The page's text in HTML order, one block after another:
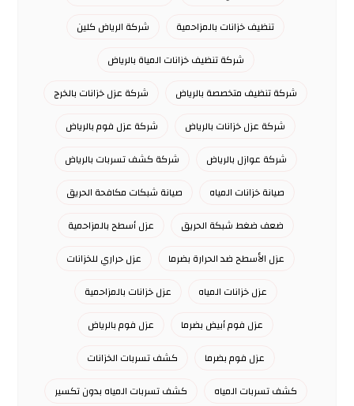
تنظيف خزانات بالمزاحمية
شركة الرياض كلين
شركة تنظيف خزانات المياة بالرياض
شركة تنظيف متخصصة بالرياض
شركة عزل خزانات بالخرج
شركة عزل خزانات بالرياض
شركة عزل فوم بالرياض
شركة عوازل بالرياض
شركة كشف تسربات بالرياض
صيانة خزانات المياه
صيانة شبكات مكافحة الحريق
ضعف ضغط شبكة الحريق
عزل أسطح بالمزاحمية
عزل الأسطح ضد الحرارة بضرما
عزل حراري للخزانات
عزل خزانات المياه
عزل خزانات بالمزاحمية
عزل فوم أبيض بضرما
عزل فوم بالرياض
عزل فوم بضرما
كشف تسربات الخزانات
كشف تسربات المياه
كشف تسربات المياه بدون تكسير